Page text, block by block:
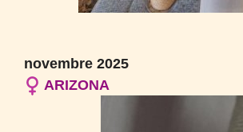
novembre 2025
ARIZONA